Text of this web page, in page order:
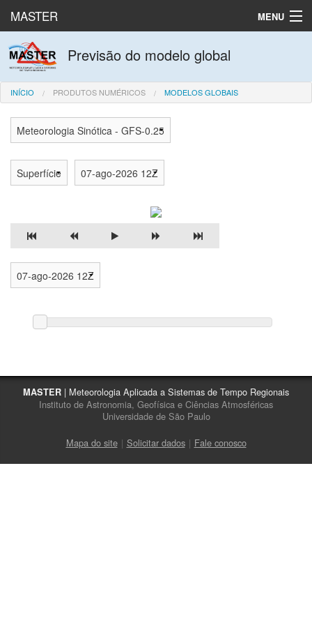
MASTER MENU
Produtos numéricos
Laboratório
English
Español
Previsão do modelo global
INÍCIO PRODUTOS NUMÉRICOS MODELOS GLOBAIS
MASTER | Meteorologia Aplicada a Sistemas de Tempo Regionais
Instituto de Astronomia, Geofísica e Ciências Atmosféricas
Universidade de São Paulo
Mapa do site | Solicitar dados | Fale conosco